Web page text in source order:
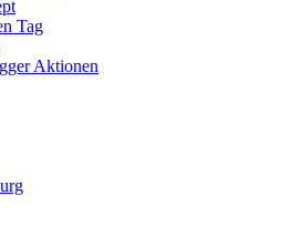
Tag
Aktionen